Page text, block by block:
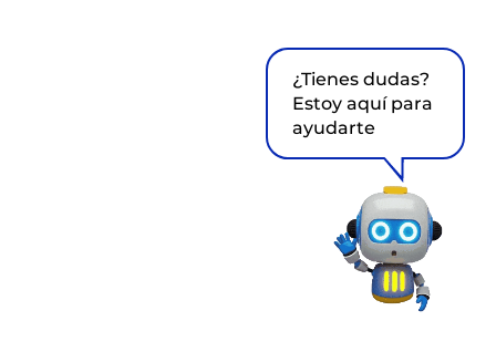
¿Tienes dudas?
Estoy aquí para
ayudarte